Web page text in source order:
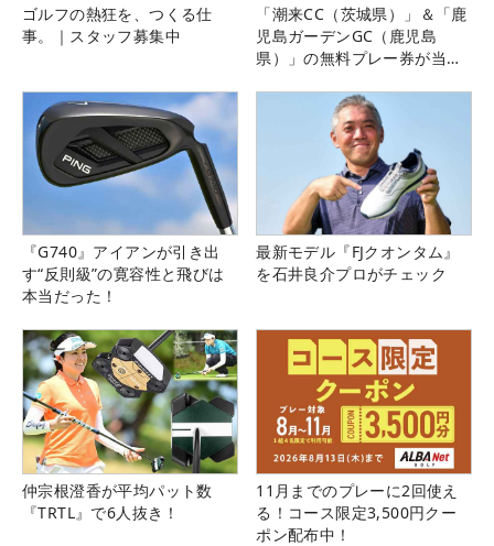
ゴルフの熱狂を、つくる仕
事。｜スタッフ募集中
「潮来CC（茨城県）」＆「鹿
児島ガーデンGC（鹿児島
県）」の無料プレー券が当た
『G740』アイアンが引き出
す“反則級”の寛容性と飛びは
本当だった！
最新モデル『FJクオンタム』
を石井良介プロがチェック
仲宗根澄香が平均パット数
『TRTL』で6人抜き！
11月までのプレーに2回使え
る！コース限定3,500円クー
ポン配布中！